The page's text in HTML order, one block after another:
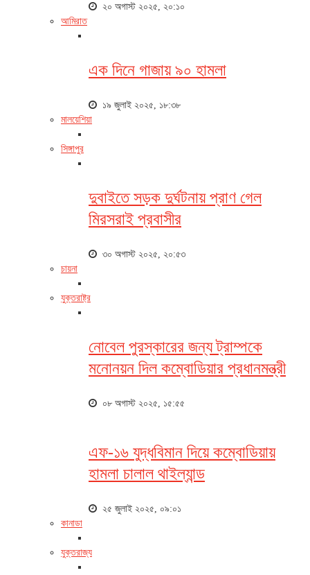
২০ অগাস্ট ২০২৫, ২০:১০
আমিরাত
এক দিনে গাজায় ৯০ হামলা
১৯ জুলাই ২০২৫, ১৮:৩৮
মালয়েশিয়া
সিঙ্গাপুর
দুবাইতে সড়ক দুর্ঘটনায় প্রাণ গেল
মিরসরাই প্রবাসীর
৩০ অগাস্ট ২০২৫, ২০:৫৩
চায়না
যুক্তরাষ্ট্র
নোবেল পুরস্কারের জন্য ট্রাম্পকে
মনোনয়ন দিল কম্বোডিয়ার প্রধানমন্ত্রী
০৮ অগাস্ট ২০২৫, ১৫:৫৫
এফ-১৬ যুদ্ধবিমান দিয়ে কম্বোডিয়ায়
হামলা চালাল থাইল্যান্ড
২৫ জুলাই ২০২৫, ০৯:০১
কানাডা
যুক্তরাজ্য